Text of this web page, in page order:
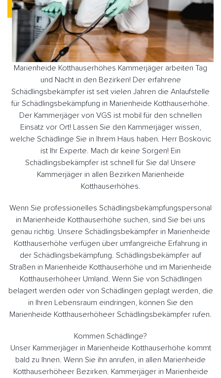
Marienheide Kotthauserhöhes Kammerjäger arbeiten Tag
und Nacht in den Bezirken! Der erfahrene
Schädlingsbekämpfer ist seit vielen Jahren die Anlaufstelle
für Schädlingsbekämpfung in Marienheide Kotthauserhöhe.
Der Kammerjäger von VGS ist mobil für den schnellen
Einsatz vor Ort! Lassen Sie den Kammerjäger wissen,
welche Schädlinge Sie in Ihrem Haus haben. Herr Boskovic
ist Ihr Experte. Mach dir keine Sorgen! Ein
Schädlingsbekämpfer ist schnell für Sie da! Unsere
Kammerjäger in allen Bezirken Marienheide
Kotthauserhöhes.
Wenn Sie professionelles Schädlingsbekämpfungspersonal
in Marienheide Kotthauserhöhe suchen, sind Sie bei uns
genau richtig. Unsere Schädlingsbekämpfer in Marienheide
Kotthauserhöhe verfügen über umfangreiche Erfahrung in
der Schädlingsbekämpfung. Schädlingsbekämpfer auf
Straßen in Marienheide Kotthauserhöhe und im Marienheide
Kotthauserhöheer Umland. Wenn Sie von Schädlingen
belagert werden oder von Schädlingen geplagt werden, die
in Ihren Lebensraum eindringen, können Sie den
Marienheide Kotthauserhöheer Schädlingsbekämpfer rufen.
Kommen Schädlinge?
Unser Kammerjäger in Marienheide Kotthauserhöhe kommt
bald zu Ihnen. Wenn Sie ihn anrufen, in allen Marienheide
Kotthauserhöheer Bezirken. Kammerjäger in Marienheide